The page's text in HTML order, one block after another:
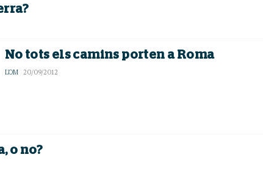
No tots els camins porten a Roma
L'OM 20/09/2012
o no?